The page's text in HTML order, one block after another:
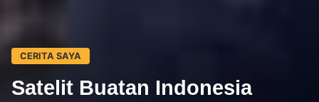
CERITA SAYA
Satelit Buatan Indonesia